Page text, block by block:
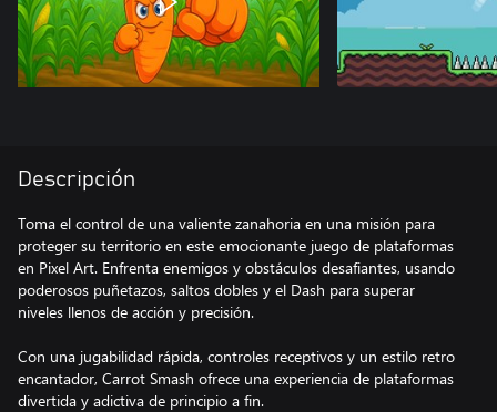
Descripción
Toma el control de una valiente zanahoria en una misión para
proteger su territorio en este emocionante juego de plataformas
en Pixel Art. Enfrenta enemigos y obstáculos desafiantes, usando
poderosos puñetazos, saltos dobles y el Dash para superar
niveles llenos de acción y precisión.
Con una jugabilidad rápida, controles receptivos y un estilo retro
encantador, Carrot Smash ofrece una experiencia de plataformas
divertida y adictiva de principio a fin.